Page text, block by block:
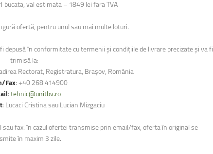
bucata, val estimata – 1849 lei fara TVA
ofertă, pentru unul sau mai multe loturi.
în conformitate cu termenii și condițiile de livrare precizate și va fi
trimisă la:
Rectorat, Registratura, Brașov, România
Fax: +40 268 414900
:tehnic@unitbv.ro
: Lucaci Cristina sau Lucian Mizgaciu
fax. în cazul ofertei transmise prin email/fax, oferta în original se
în maxim 3 zile.